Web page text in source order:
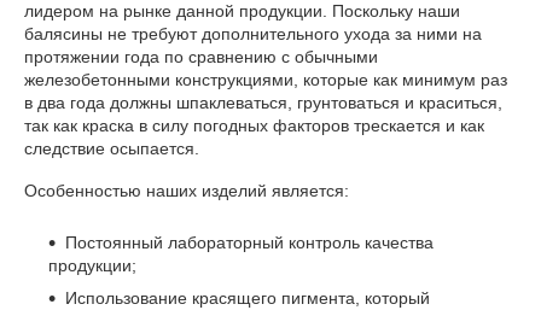
лидером на рынке данной продукции. Поскольку наши
балясины не требуют дополнительного ухода за ними на
протяжении года по сравнению с обычными
железобетонными конструкциями, которые как минимум раз
в два года должны шпаклеваться, грунтоваться и краситься,
так как краска в силу погодных факторов трескается и как
следствие осыпается.
Особенностью наших изделий является:
Постоянный лабораторный контроль качества
продукции;
Использование красящего пигмента, который